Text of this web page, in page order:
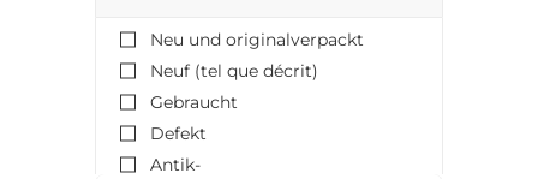
Neu und originalverpackt
Neuf (tel que décrit)
Gebraucht
Defekt
Antik-